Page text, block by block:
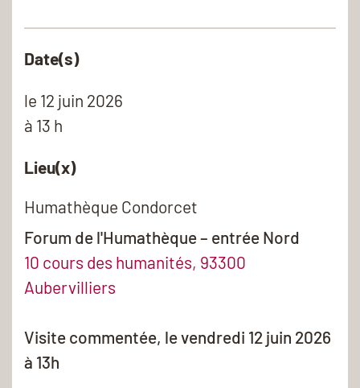
Date(s)
le 12 juin 2026
à 13 h
Lieu(x)
Humathèque Condorcet
Forum de l'Humathèque – entrée Nord
10 cours des humanités, 93300
Aubervilliers
Visite commentée, le vendredi 12 juin 2026
à 13h